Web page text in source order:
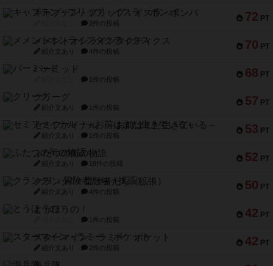
72 PT
キャプテン・フリップ：イスラ・ボンバ
2件の投稿
70 PT
メメントオンラインタクティクス
紹介文あり 4件の投稿
68 PT
パーミッド
1件の投稿
57 PT
クリーグ
紹介文あり 1件の投稿
53 PT
セミファイナル ～お前はまだ生きている～
紹介文あり 1件の投稿
52 PT
ふたつの街の物語
紹介文あり 18件の投稿
50 PT
クランク! ：冒険者たち（拡張）
紹介文あり 4件の投稿
42 PT
とうほうの！
1件の投稿
42 PT
スターマイン・ラミー ポケット
紹介文あり 2件の投稿